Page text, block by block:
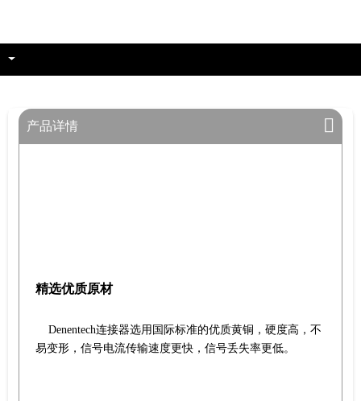
产品详情
精选优质原材
Denentech连接器选用国际标准的优质黄铜，硬度高，不
易变形，信号电流传输速度更快，信号丢失率更低。